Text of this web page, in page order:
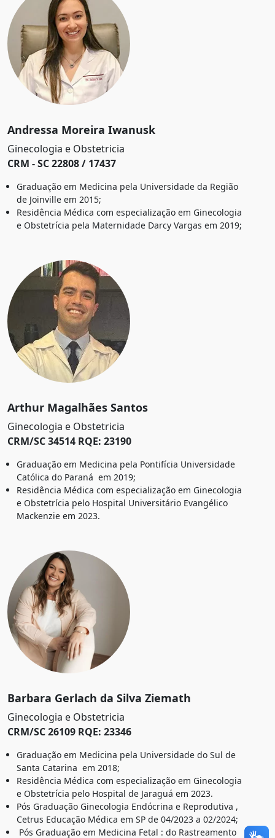
Andressa Moreira Iwanusk
Ginecologia e Obstetricia
CRM - SC 22808 / 17437
Graduação em Medicina pela Universidade da Região
de Joinville em 2015;
Residência Médica com especialização em Ginecologia
e Obstetrícia pela Maternidade Darcy Vargas em 2019;
Arthur Magalhães Santos
Ginecologia e Obstetricia
CRM/SC 34514 RQE: 23190
Graduação em Medicina pela Pontifícia Universidade
Católica do Paraná em 2019;
Residência Médica com especialização em Ginecologia
e Obstetrícia pelo Hospital Universitário Evangélico
Mackenzie em 2023.
Barbara Gerlach da Silva Ziemath
Ginecologia e Obstetricia
CRM/SC 26109 RQE: 23346
Graduação em Medicina pela Universidade do Sul de
Santa Catarina em 2018;
Residência Médica com especialização em Ginecologia
e Obstetrícia pelo Hospital de Jaraguá em 2023.
Pós Graduação Ginecologia Endócrina e Reprodutiva ,
Cetrus Educação Médica em SP de 04/2023 a 02/2024;
Pós Graduação em Medicina Fetal : do Rastreamento